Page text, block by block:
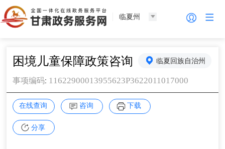
临夏州
困境儿童保障政策咨询 临夏回族自治州
事项编码: 11622900013955623P3622011017000
在线查询 咨询 下载
分享